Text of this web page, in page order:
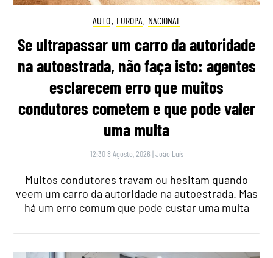
AUTO, EUROPA, NACIONAL
Se ultrapassar um carro da autoridade
na autoestrada, não faça isto: agentes
esclarecem erro que muitos
condutores cometem e que pode valer
uma multa
12:30 8 Agosto, 2026 |João Luís
Muitos condutores travam ou hesitam quando
veem um carro da autoridade na autoestrada. Mas
há um erro comum que pode custar uma multa